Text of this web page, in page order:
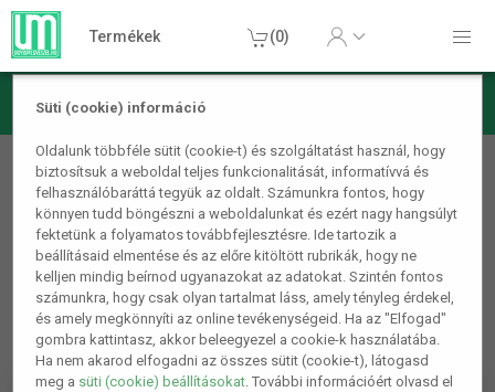
Süti (cookie) információ
Oldalunk többféle sütit (cookie-t) és szolgáltatást használ, hogy
biztosítsuk a weboldal teljes funkcionalitását, informatívvá és
felhasználóbaráttá tegyük az oldalt. Számunkra fontos, hogy
könnyen tudd böngészni a weboldalunkat és ezért nagy hangsúlyt
fektetünk a folyamatos továbbfejlesztésre. Ide tartozik a
beállításaid elmentése és az előre kitöltött rubrikák, hogy ne
kelljen mindig beírnod ugyanazokat az adatokat. Szintén fontos
számunkra, hogy csak olyan tartalmat láss, amely tényleg érdekel,
és amely megkönnyíti az online tevékenységeid. Ha az "Elfogad"
gombra kattintasz, akkor beleegyezel a cookie-k használatába.
Ha nem akarod elfogadni az összes sütit (cookie-t), látogasd
meg a süti (cookie) beállításokat. További információért olvasd el
Termékek (0)
Konyhai termékek
Poharak, tányérok, kínálók